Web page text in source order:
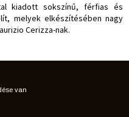
kiadott sokszínű, férfias és
melyek elkészítésében nagy
Cerizza-nak.
van